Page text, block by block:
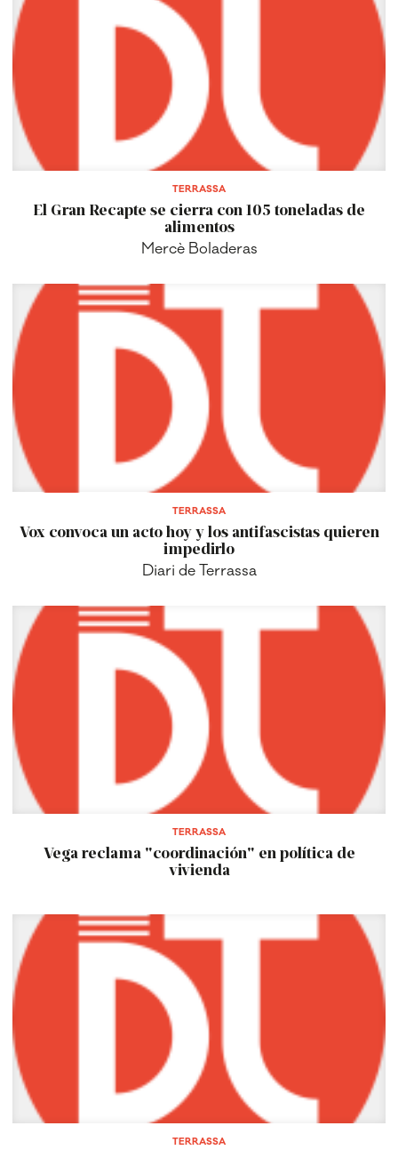
TERRASSA
El Gran Recapte se cierra con 105 toneladas de
alimentos
Mercè Boladeras
TERRASSA
Vox convoca un acto hoy y los antifascistas quieren
impedirlo
Diari de Terrassa
TERRASSA
Vega reclama "coordinación" en política de
vivienda
TERRASSA